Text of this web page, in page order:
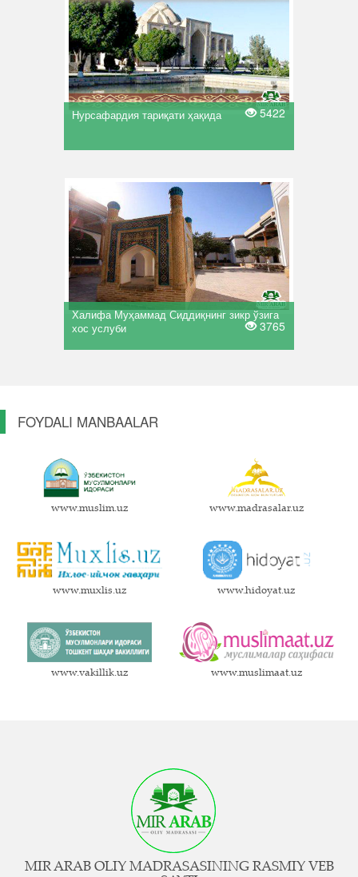
Нурсафардия тариқати ҳақида 5422
Халифа Муҳаммад Сиддиқнинг зикр ўзига
хос услуби
3765
FOYDALI MANBAALAR
www.muslim.uz www.madrasalar.uz
www.muxlis.uz www.hidoyat.uz
www.vakillik.uz www.muslimaat.uz
MIR ARAB OLIY MADRASASINING RASMIY VEB